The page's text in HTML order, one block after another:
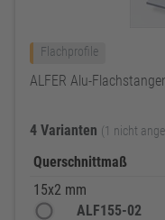
Flachprofile
ALFER Alu-
4 Varianten (1 nicht
Querschnittmaß
15x2 mm
ALF155-02